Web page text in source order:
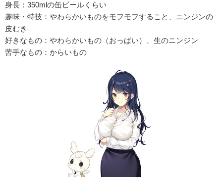
身長：350mlの缶ビールくらい
趣味・特技：やわらかいものをモフモフすること、ニンジンの
皮むき
好きなもの：やわらかいもの（おっぱい）、生のニンジン
苦手なもの：からいもの